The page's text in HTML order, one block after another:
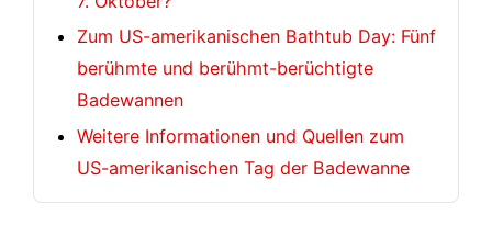
Zum US-amerikanischen Bathtub Day: Fünf
berühmte und berühmt-berüchtigte
Badewannen
Weitere Informationen und Quellen zum
US-amerikanischen Tag der Badewanne